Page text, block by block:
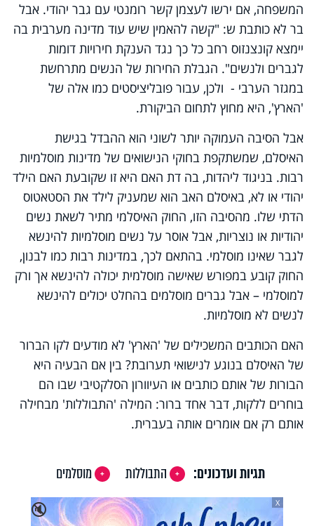
המשפחה, אם ירשו לעצמן קשר רומנטי עם גבר יהודי. אבל
בר לא כותבת ש: "קשה להאמין שיש עוד מדינה מערבית בה
יימצא קונצנזוס רחב כל כך נגד הענקת חירויות דומות
לגברים ולנשים". הגבלת החירות של הנשים מתרחשת
במגזר הערבי - ולכן, עבור פובליציסטים כמו אלה של
'הארץ', היא מחוץ לתחום הביקורת.
אבל הסיבה העמוקה יותר לשוני הוא ההבדל בגישת
האיסלם, שמשתקפת בחוקי הנישואים של מדינות מוסלמיות
רבות. בניגוד ליהדות, בה דת האם היא זו שקובעת האם הילד
יהודי או לא, באיסלם האב הוא שמעניק לילד את הסטאטוס
הדתי שלו. מהסיבה הזו, החוק האיסלמי מתיר לשאת נשים
יהודיות או נוצריות, אבל אוסר על נשים מוסלמיות להינשא
לגבר שאינו מוסלמי. בהתאם לכך, במדינות רבות כמו לבנון,
החוק קובע במפורש שאישה מוסלמית יכולה להינשא אך ורק
למוסלמי – אבל גברים מוסלמים בהחלט יכולים להינשא
לנשים לא מוסלמיות.
האם הכותבים המשכילים של 'הארץ' לא מודעים לקו הברור
של האיסלם בנוגע לנישואי תערובת? בין אם הבעיה היא
הבורות של אותם כותבים או העיוורון הסלקטיבי שבו הם
בוחרים ללקות, דבר אחד ברור: המילה 'התבוללות' מבחילה
אותם רק אם אומרים אותה בעברית.
תגיות ועדכונים: התבוללות
מוסלמים
🔇
X